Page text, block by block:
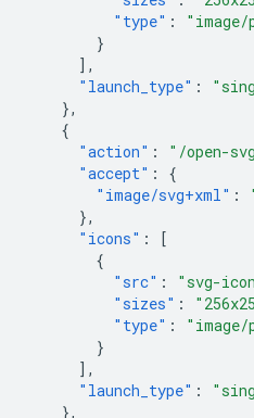
"type" :
"image/
}
],
"launch_type" :
},
{
"action" : "/open-
"accept" :
{
"image/svg+xml" :
},
"icons" :
[
{
"src" : "svg-
"sizes" :
"type" :
"image/
}
],
"launch_type" :
},